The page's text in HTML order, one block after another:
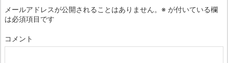
メールアドレスが公開されることはありません。 ※ が付いている欄
は必須項目です
コメント